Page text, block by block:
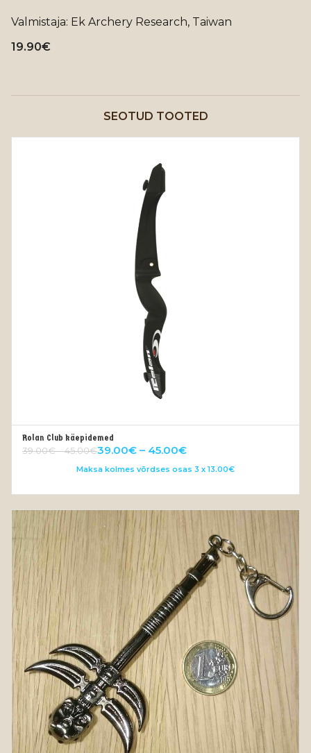
Valmistaja: Ek Archery Research, Taiwan
19.90€
SEOTUD TOOTED
Rolan Club käepidemed
39.00€–45.00€39.00€ – 45.00€
Maksa kolmes võrdses osas 3 x 13.00€